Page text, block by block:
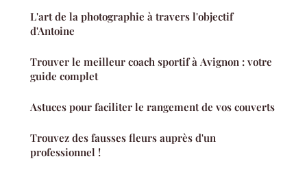
L'art de la photographie à travers l'objectif
d'Antoine
Trouver le meilleur coach sportif à Avignon : votre
guide complet
Astuces pour faciliter le rangement de vos couverts
Trouvez des fausses fleurs auprès d'un
professionnel !